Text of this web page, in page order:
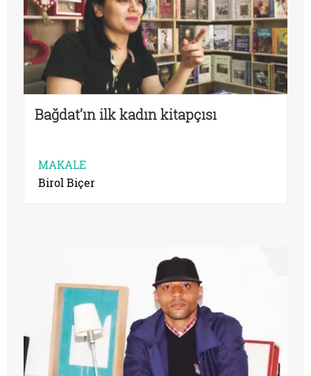
Bağdat’ın ilk kadın kitapçısı
MAKALE
Birol Biçer